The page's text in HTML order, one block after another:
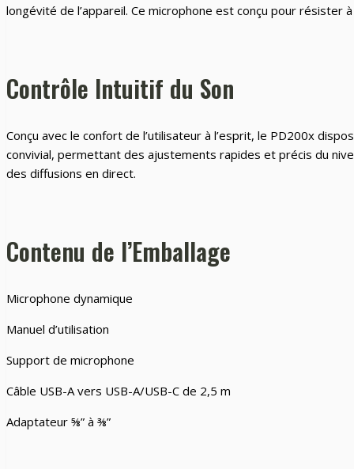
longévité de l’appareil. Ce microphone est conçu pour
Contrôle Intuitif du Son
Conçu avec le confort de l’utilisateur à l’esprit, le PD200x
convivial, permettant des ajustements rapides et précis du
des diffusions en direct.
Contenu de l’Emballage
Microphone dynamique
Manuel d’utilisation
Support de microphone
Câble USB-A vers USB-A/USB-C de 2,5 m
Adaptateur ⅝” à ⅜”